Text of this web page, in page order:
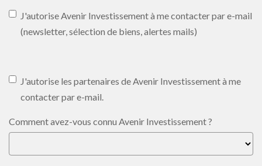
J'autorise Avenir Investissement à me contacter par e-mail
(newsletter, sélection de biens, alertes mails)
J'autorise les partenaires de Avenir Investissement à me
contacter par e-mail.
Comment avez-vous connu Avenir Investissement ?